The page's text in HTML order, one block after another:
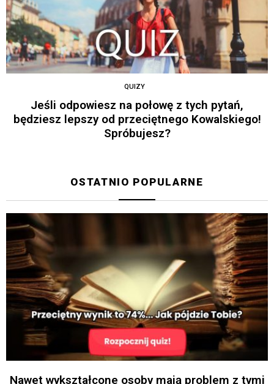
QUIZY
Jeśli odpowiesz na połowę z tych pytań,
będziesz lepszy od przeciętnego Kowalskiego!
Spróbujesz?
OSTATNIO POPULARNE
Nawet wykształcone osoby mają problem z tymi